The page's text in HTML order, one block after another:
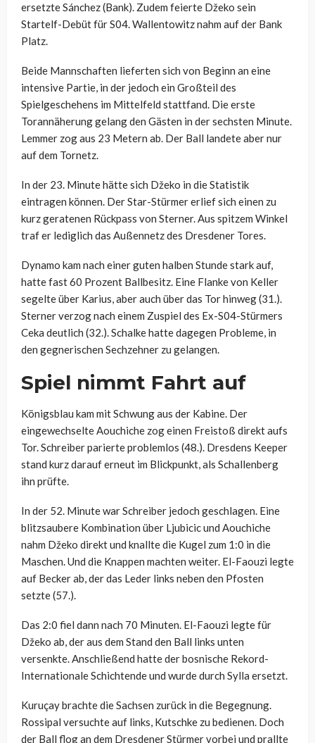
ersetzte Sánchez (Bank). Zudem feierte Džeko sein
Startelf-Debüt für S04. Wallentowitz nahm auf der Bank
Platz.
Beide Mannschaften lieferten sich von Beginn an eine
intensive Partie, in der jedoch ein Großteil des
Spielgeschehens im Mittelfeld stattfand. Die erste
Torannäherung gelang den Gästen in der sechsten Minute.
Lemmer zog aus 23 Metern ab. Der Ball landete aber nur
auf dem Tornetz.
In der 23. Minute hätte sich Džeko in die Statistik
eintragen können. Der Star-Stürmer erlief sich einen zu
kurz geratenen Rückpass von Sterner. Aus spitzem Winkel
traf er lediglich das Außennetz des Dresdener Tores.
Dynamo kam nach einer guten halben Stunde stark auf,
hatte fast 60 Prozent Ballbesitz. Eine Flanke von Keller
segelte über Karius, aber auch über das Tor hinweg (31.).
Sterner verzog nach einem Zuspiel des Ex-S04-Stürmers
Ceka deutlich (32.). Schalke hatte dagegen Probleme, in
den gegnerischen Sechzehner zu gelangen.
Spiel nimmt Fahrt auf
Königsblau kam mit Schwung aus der Kabine. Der
eingewechselte Aouchiche zog einen Freistoß direkt aufs
Tor. Schreiber parierte problemlos (48.). Dresdens Keeper
stand kurz darauf erneut im Blickpunkt, als Schallenberg
ihn prüfte.
In der 52. Minute war Schreiber jedoch geschlagen. Eine
blitzsaubere Kombination über Ljubicic und Aouchiche
nahm Džeko direkt und knallte die Kugel zum 1:0 in die
Maschen. Und die Knappen machten weiter. El-Faouzi legte
auf Becker ab, der das Leder links neben den Pfosten
setzte (57.).
Das 2:0 fiel dann nach 70 Minuten. El-Faouzi legte für
Džeko ab, der aus dem Stand den Ball links unten
versenkte. Anschließend hatte der bosnische Rekord-
Internationale Schichtende und wurde durch Sylla ersetzt.
Kuruçay brachte die Sachsen zurück in die Begegnung.
Rossipal versuchte auf links, Kutschke zu bedienen. Doch
der Ball flog an dem Dresdener Stürmer vorbei und prallte